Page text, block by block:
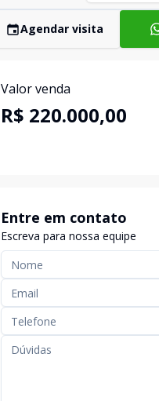
Agendar visita
Valor venda
R$ 220.000,00
Entre em contato
Escreva para nossa equipe